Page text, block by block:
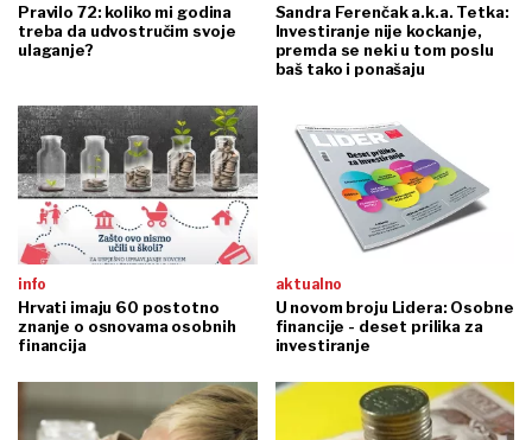
Pravilo 72: koliko mi godina
treba da udvostručim svoje
ulaganje?
Sandra Ferenčak a.k.a. Tetka:
Investiranje nije kockanje,
premda se neki u tom poslu
baš tako i ponašaju
info
Hrvati imaju 60 postotno
znanje o osnovama osobnih
financija
aktualno
U novom broju Lidera: Osobne
financije - deset prilika za
investiranje